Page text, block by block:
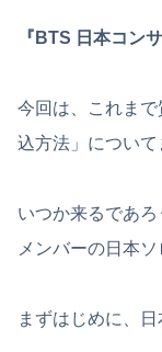
『BTS 日本コン
今回は、これま
込方法」について
いつか来るであ
メンバーの日本
まずはじめに、